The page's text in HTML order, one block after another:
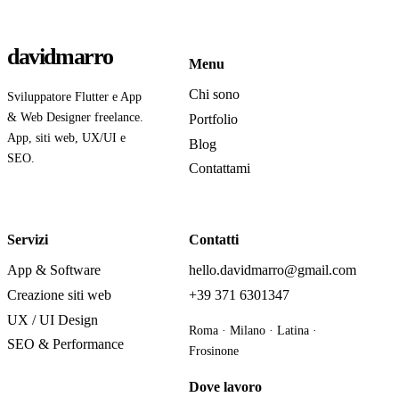
davidmarro
Sviluppatore Flutter e App
& Web Designer freelance.
App, siti web, UX/UI e
SEO.
Menu
Chi sono
Portfolio
Blog
Contattami
Servizi
App & Software
Creazione siti web
UX / UI Design
SEO & Performance
Contatti
hello.davidmarro@gmail.com
+39 371 6301347
Roma · Milano · Latina ·
Frosinone
Dove lavoro